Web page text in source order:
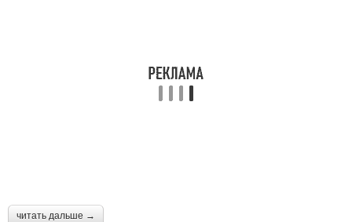
читать дальше →